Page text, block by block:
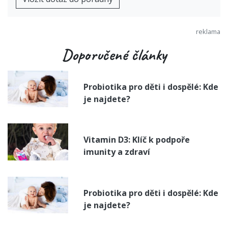
Doporučené články
Probiotika pro děti i dospělé: Kde
je najdete?
Vitamin D3: Klíč k podpoře
imunity a zdraví
Probiotika pro děti i dospělé: Kde
je najdete?